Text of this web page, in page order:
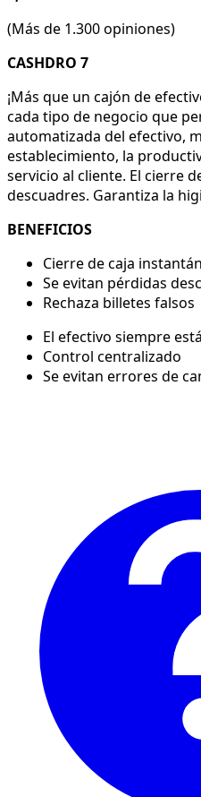
(Más de 1.300 opiniones)
CASHDRO 7
¡Más que un cajón de
cada tipo de negocio que
automatizada del efectivo,
establecimiento, la
servicio al cliente. El cierre
descuadres. Garantiza la
BENEFICIOS
Cierre de caja
Se evitan pérdidas
Rechaza billetes falsos
El efectivo siempre
Control centralizado
Se evitan errores de